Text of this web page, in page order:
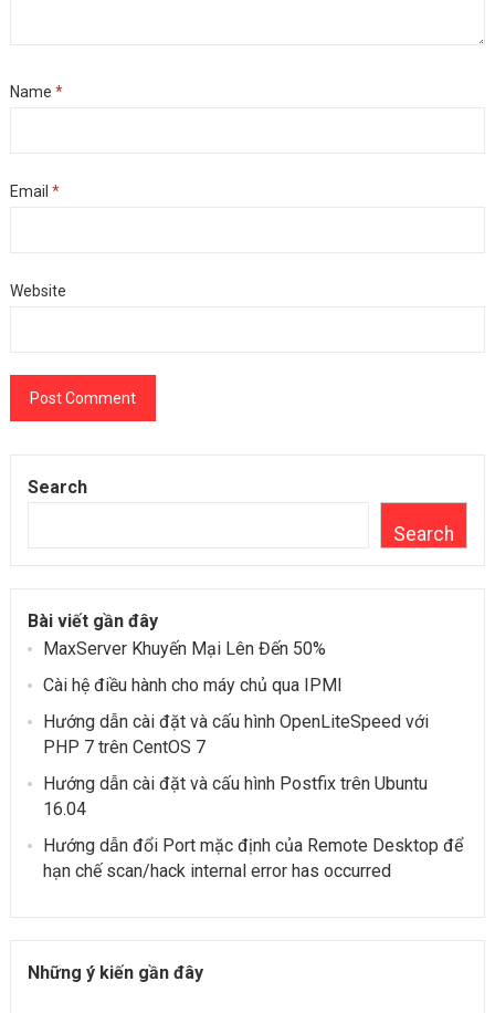
Name *
Email *
Website
Search
Search
Bài viết gần đây
MaxServer Khuyến Mại Lên Đến 50%
Cài hệ điều hành cho máy chủ qua IPMI
Hướng dẫn cài đặt và cấu hình OpenLiteSpeed ​​với
PHP 7 trên CentOS 7
Hướng dẫn cài đặt và cấu hình Postfix trên Ubuntu
16.04
Hướng dẫn đổi Port mặc định của Remote Desktop để
hạn chế scan/hack internal error has occurred
Những ý kiến gần đây